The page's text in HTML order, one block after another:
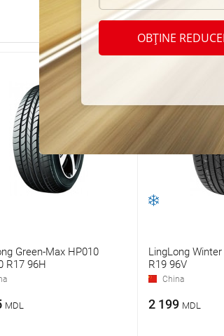
Green-Max HP010
R17 96H
MDL
LingLong
R19 96V
China
2 199 MDL
OBȚINE